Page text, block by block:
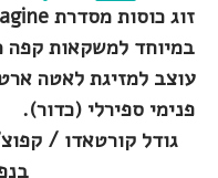
במיוחד למשקאות קפה
עוצב למזיגת לאטה
פנימי ספירלי (כדור).
גודל קורטאדו /
בנפח